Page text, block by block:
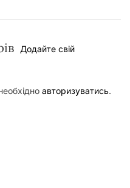
Додайте свій
авторизуватись.